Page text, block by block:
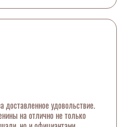
доставленное удовольствие.
на отлично не только